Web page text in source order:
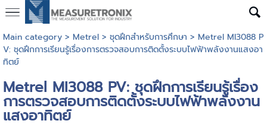
Main category> Metrel> ชุดฝึกสำหรับการศึกษา > Metrel MI3088 P
V: ชุดฝึกการเรียนรู้เรื่องการตรวจสอบการติดตั้งระบบไฟฟ้าพลังงานแสงอา
ทิตย์
Metrel MI3088 PV: ชุดฝึกการเรียนรู้เรื่อง
การตรวจสอบการติดตั้งระบบไฟฟ้าพลังงาน
แสงอาทิตย์